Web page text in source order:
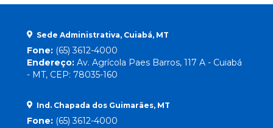
Sede Administrativa, Cuiabá, MT
Fone: (65) 3612-4000
Endereço: Av. Agrícola Paes Barros, 117 A - Cuiabá
- MT, CEP: 78035-160
Ind. Chapada dos Guimarães, MT
Fone: (65) 3612-4000